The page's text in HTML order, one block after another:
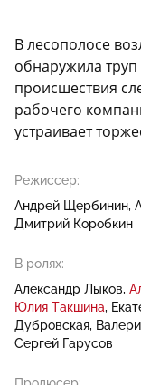
В лесополосе
обнаружила труп
происшествия
рабочего
устраивает
Режиссер:
Андрей Щербинин
Дмитрий Коробкин
В ролях:
Александр Лыков
Юлия Такшина
Дубровская
Сергей Гарусов